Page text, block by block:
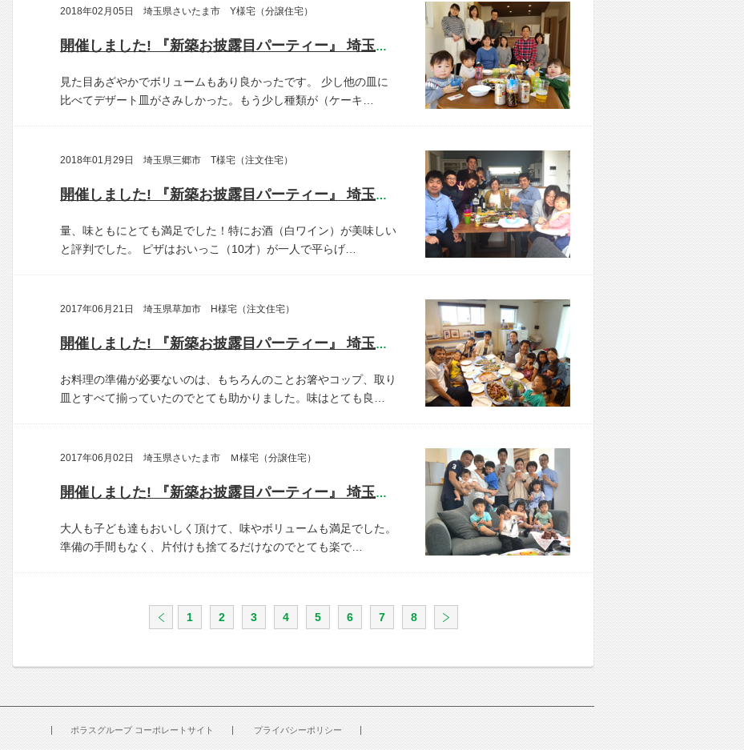
2018年02月05日 埼玉県さいたま市 Y様宅（分譲住宅）
開催しました! 『新築お披露目パーティー』 埼玉県さいたま市 Y様宅
見た目あざやかでボリュームもあり良かったです。
少し他の皿に
比べてデザート皿がさみしかった。もう少し種類が（ケーキ…
2018年01月29日 埼玉県三郷市 T様宅（注文住宅）
開催しました! 『新築お披露目パーティー』 埼玉県三郷市 T様宅
量、味ともにとても満足でした！特にお酒（白ワイン）が美味しい
と評判でした。
ピザはおいっこ（10才）が一人で平らげ…
2017年06月21日 埼玉県草加市 H様宅（注文住宅）
開催しました! 『新築お披露目パーティー』 埼玉県草加市 H様宅
お料理の準備が必要ないのは、もちろんのことお箸やコップ、取り
皿とすべて揃っていたのでとても助かりました。味はとても良…
2017年06月02日 埼玉県さいたま市 Ｍ様宅（分譲住宅）
開催しました! 『新築お披露目パーティー』 埼玉県さいたま市 Y様宅
大人も子ども達もおいしく頂けて、味やボリュームも満足でした。
準備の手間もなく、片付けも捨てるだけなのでとても楽で…
1 2 3 4 5 6 7 8
ポラスグループ コーポレートサイト
プライバシーポリシー